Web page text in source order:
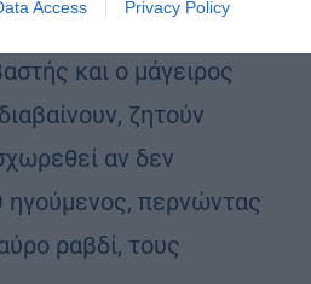
Access Privacy Policy
και ο μάγειρος
ζητούν
αν δεν
περνώντας
ραβδί, τους